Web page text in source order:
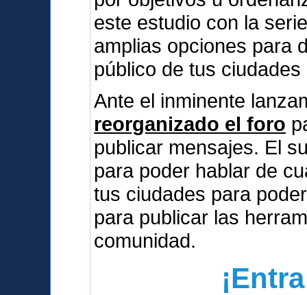
este estudio con la
amplias opciones para
público de tus ciudades
Ante el inminente
reorganizado el foro
publicar mensajes. El
para poder hablar de
tus ciudades para
para publicar las
comunidad.